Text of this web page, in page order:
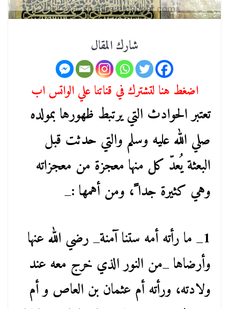
شارك المقال
اضغط هنا لتشترك في قناتنا علي الواتس اب
تعتبر الحوادث التي يرتبط ظهورها بمولده
صلي الله عليه وسلم والتي حدثت قبل
البعثة يُعدّ كل منها معجزة من معجزاته
وهي كثيرة جدا ً، ومن أهمها :_
1_ ما رأته أمه ستنا آمنة_ رضي الله عنها
وأرضاها _من النور الذي خرج معه عند
ولادته، ورأته أم عثمان بن العاص و أم